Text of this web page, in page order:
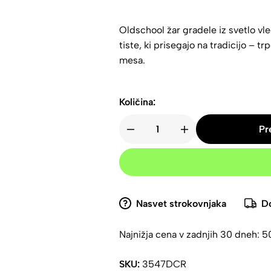
Oldschool žar gradele iz svetlo
tiste, ki prisegajo na tradicijo –
mesa.
Količina:
Nasvet strokovnjaka
Najnižja cena v zadnjih 30 dneh:
SKU: 3547DCR